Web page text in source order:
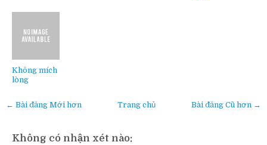
Không mích
lòng
← Bài đăng Mới hơn Bài đăng Cũ hơn →
Trang chủ
Không có nhận xét nào: